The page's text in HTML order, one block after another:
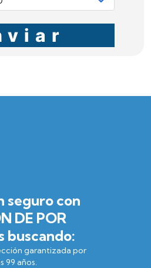
seguro con
DE POR
buscando:
garantizada por
99 años.